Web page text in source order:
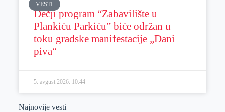
VESTI
Dečji program “Zabavilište u
Plankiću Parkiću” biće održan u
toku gradske manifestacije „Dani
piva“
5. avgust 2026. 10:44
Najnovije vesti